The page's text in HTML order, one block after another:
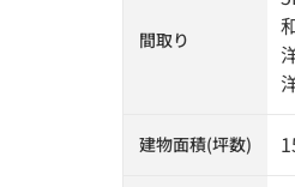
間取り
建物面積(坪数)